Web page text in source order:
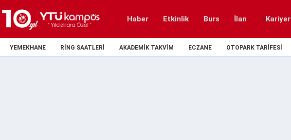
Haber Etkinlik Burs İlan Kariyer
YEMEKHANE RING SAATLERI AKADEMIK TAKVIM ECZANE OTOPARK TARIFESI